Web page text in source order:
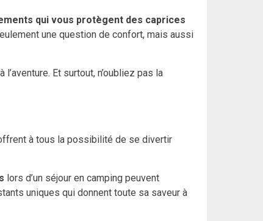
qui vous protègent des caprices
une question de confort, mais aussi
Et surtout, n’oubliez pas la
à tous la possibilité de se divertir
lors d’un séjour en camping peuvent
uniques qui donnent toute sa saveur à